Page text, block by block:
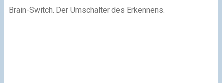
Brain-Switch. Der Umschalter des Erkennens.